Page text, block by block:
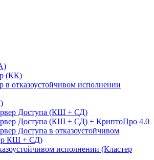
(КК)
в отказоустойчивом исполнении
Доступа (КШ + СД)
Доступа (КШ + СД) + КриптоПро 4.0
Доступа в отказоустойчивом
КШ + СД)
исполнении (Кластер